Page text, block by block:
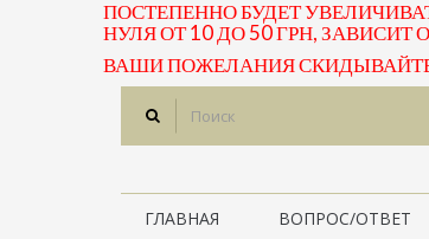
ПОСТЕПЕННО БУДЕТ
НУЛЯ ОТ 10 ДО 50 ГРН,
ВАШИ ПОЖЕЛАНИЯ СКИДЫВАЙТЕ
ГЛАВНАЯ ВОПРОС/ОТВЕТ